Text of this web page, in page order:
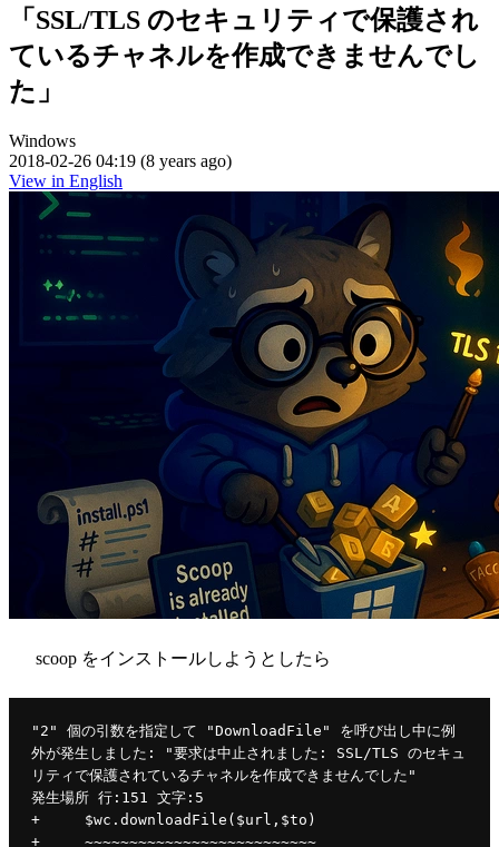
「SSL/TLS のセキュリティで保護され
ているチャネルを作成できませんでし
た」
Windows
2018-02-26 04:19 (8 years ago)
View in English
scoop をインストールしようとしたら
"2" 個の引数を指定して "DownloadFile" を呼び出し中に例
外が発生しました: "要求は中止されました: SSL/TLS のセキュ
リティで保護されているチャネルを作成できませんでした"
発生場所 行:151 文字:5
+     $wc.downloadFile($url,$to)
+     ~~~~~~~~~~~~~~~~~~~~~~~~~~